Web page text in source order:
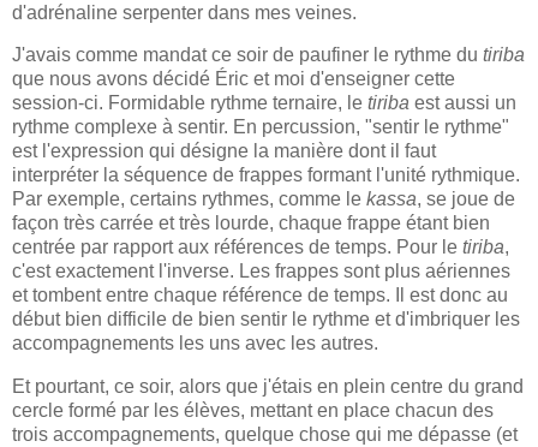
d'adrénaline serpenter dans mes veines.
J'avais comme mandat ce soir de paufiner le rythme du tiriba
que nous avons décidé Éric et moi d'enseigner cette
session-ci. Formidable rythme ternaire, le tiriba est aussi un
rythme complexe à sentir. En percussion, "sentir le rythme"
est l'expression qui désigne la manière dont il faut
interpréter la séquence de frappes formant l'unité rythmique.
Par exemple, certains rythmes, comme le kassa, se joue de
façon très carrée et très lourde, chaque frappe étant bien
centrée par rapport aux références de temps. Pour le tiriba,
c'est exactement l'inverse. Les frappes sont plus aériennes
et tombent entre chaque référence de temps. Il est donc au
début bien difficile de bien sentir le rythme et d'imbriquer les
accompagnements les uns avec les autres.
Et pourtant, ce soir, alors que j'étais en plein centre du grand
cercle formé par les élèves, mettant en place chacun des
trois accompagnements, quelque chose qui me dépasse (et